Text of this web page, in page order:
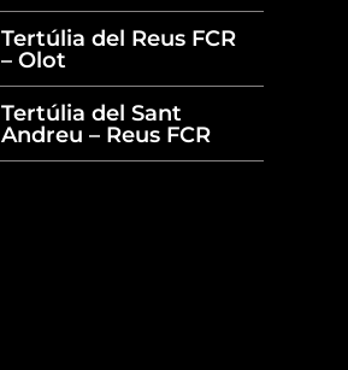
Tertúlia del Reus FCR
– Olot
Tertúlia del Sant
Andreu – Reus FCR